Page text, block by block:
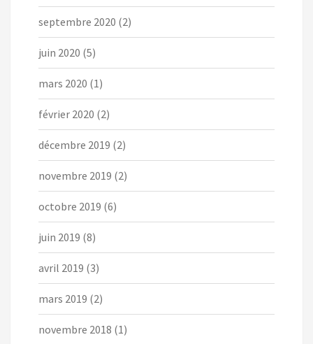
septembre 2020 (2)
juin 2020 (5)
mars 2020 (1)
février 2020 (2)
décembre 2019 (2)
novembre 2019 (2)
octobre 2019 (6)
juin 2019 (8)
avril 2019 (3)
mars 2019 (2)
novembre 2018 (1)